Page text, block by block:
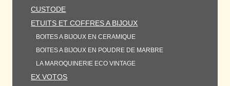
CUSTODE
ETUITS ET COFFRES A BIJOUX
BOITES A BIJOUX EN CERAMIQUE
BOITES A BIJOUX EN POUDRE DE MARBRE
LA MAROQUINERIE ECO VINTAGE
EX VOTOS